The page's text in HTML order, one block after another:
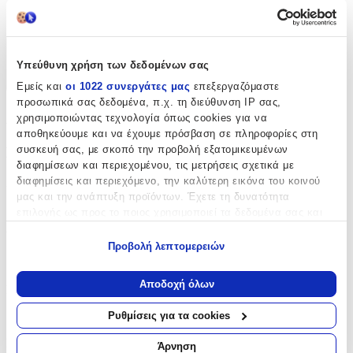
Υπεύθυνη χρήση των δεδομένων σας
Εμείς και οι 1022 συνεργάτες μας επεξεργαζόμαστε
προσωπικά σας δεδομένα, π.χ. τη διεύθυνση IP σας,
χρησιμοποιώντας τεχνολογία όπως cookies για να
αποθηκεύουμε και να έχουμε πρόσβαση σε πληροφορίες στη
συσκευή σας, με σκοπό την προβολή εξατομικευμένων
διαφημίσεων και περιεχομένου, τις μετρήσεις σχετικά με
διαφημίσεις και περιεχόμενο, την καλύτερη εικόνα του κοινού
μας και την ανάπτυξη προϊόντων. Έχετε τη δυνατότητα
Να συλλέξουμε πληροφορίες σχετικά με τη γεωγραφική
σας τοποθεσία, οι οποίες μπορεί να είναι ακριβείς σε
απόσταση μερικών μέτρων
Να αναγνωρίσουμε τη συσκευή σας σαρώνοντας ενεργά
για συγκεκριμένα χαρακτηριστικά (δακτυλικό αποτύπωμα)
Προβολή λεπτομερειών
Αποδοχή όλων
Ρυθμίσεις για τα cookies
Άρνηση
Χαρακτηριστικά
+
Χαρακτηριστικά
Βασικά Χαρακτηριστικά
Χρώμα Υλικού:
Επιχρυσωμένα
Περιοχή